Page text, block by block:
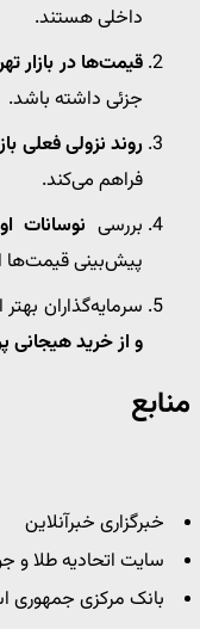
داخلی هستند.
قیمت‌ها در بازار
جزئی داشته باشد.
روند نزولی فعلی
فراهم می‌کند.
بررسی نوسانات
پیش‌بینی
سرمایه‌گذاران
و از خرید هیجانی
منابع
خبرگزاری خبرآنلاین
سایت اتحادیه طلا و
بانک مرکزی جمهوری